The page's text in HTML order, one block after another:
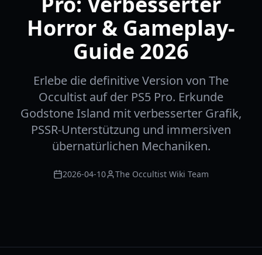
Horror & Gameplay-
Guide 2026
Erlebe die definitive Version von The
Occultist auf der PS5 Pro. Erkunde
Godstone Island mit verbesserter Grafik,
PSSR-Unterstützung und immersiven
übernatürlichen Mechaniken.
2026-04-10 The Occultist Wiki Team